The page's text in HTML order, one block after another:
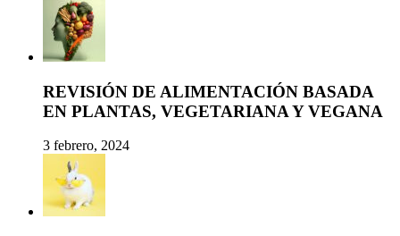
REVISIÓN DE ALIMENTACIÓN BASADA
EN PLANTAS, VEGETARIANA Y VEGANA
3 febrero, 2024